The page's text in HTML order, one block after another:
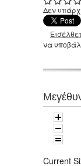
Δεν
να
Current